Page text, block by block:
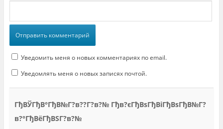
Уведомить меня о новых комментариях по email.
Уведомлять меня о новых записях почтой.
ГђВЎГђВ°ГђВ№Г?в??Г?в?№ Гђв?єГђВѕГђВіГђВѕГђВ№Г?
в?°ГђВёГђВЅГ?в?№